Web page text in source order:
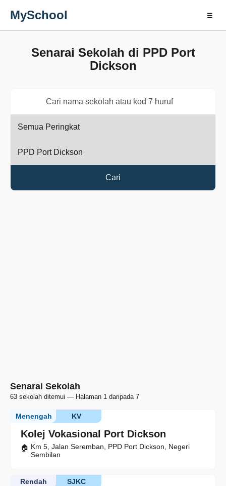
MySchool ☰
Senarai Sekolah di PPD Port
Dickson
Cari
Senarai Sekolah
63 sekolah ditemui — Halaman 1 daripada 7
Kolej Vokasional Port Dickson
KV
Menengah
Km 5, Jalan Seremban, PPD Port Dickson, Negeri
Sembilan
SJKC
Rendah